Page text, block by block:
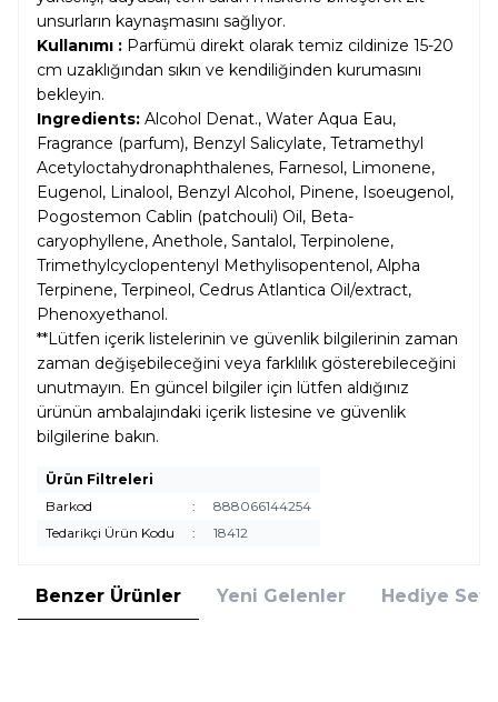
unsurların kaynaşmasını sağlıyor.
Kullanımı : Parfümü direkt olarak temiz cildinize 15-20
cm uzaklığından sıkın ve kendiliğinden kurumasını
bekleyin.
Ingredients: Alcohol Denat., Water Aqua Eau,
Fragrance (parfum), Benzyl Salicylate, Tetramethyl
Acetyloctahydronaphthalenes, Farnesol, Limonene,
Eugenol, Linalool, Benzyl Alcohol, Pinene, Isoeugenol,
Pogostemon Cablin (patchouli) Oil, Beta-
caryophyllene, Anethole, Santalol, Terpinolene,
Trimethylcyclopentenyl Methylisopentenol, Alpha
Terpinene, Terpineol, Cedrus Atlantica Oil/extract,
Phenoxyethanol.
**Lütfen içerik listelerinin ve güvenlik bilgilerinin zaman
zaman değişebileceğini veya farklılık gösterebileceğini
unutmayın. En güncel bilgiler için lütfen aldığınız
ürünün ambalajındaki içerik listesine ve güvenlik
bilgilerine bakın.
Ürün Filtreleri
Barkod
:
888066144254
Tedarikçi Ürün Kodu
: 18412
Benzer Ürünler Yeni Gelenler Hediye